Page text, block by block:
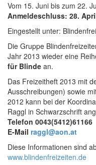
Vom 15. Juni bis zum 22.
Anmeldeschluss: 28.
Eingestellt unter:
Die Gruppe
Jahr 2013 wieder eine
für Blinde an.
Das Freizeitheft 2013 mit
Ausschreibungen) sowie
2012 kann bei der
Raggl in Schwarzschrift
Telefon 0043(5412)61166
E-Mail raggl@aon.at
Diese Informationen sind
www.blindenfreizeiten.de